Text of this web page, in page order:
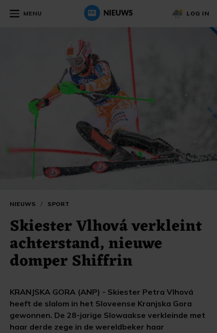
MENU LOG IN
NIEUWS / SPORT
Skiester Vlhová verkleint
achterstand, nieuwe
domper Shiffrin
KRANJSKA GORA (ANP) - Skiester Petra Vlhová
heeft de slalom in het Sloveense Kranjska Gora
gewonnen. De 28-jarige Slowaakse verkleinde met
haar derde zege in de wereldbeker haar